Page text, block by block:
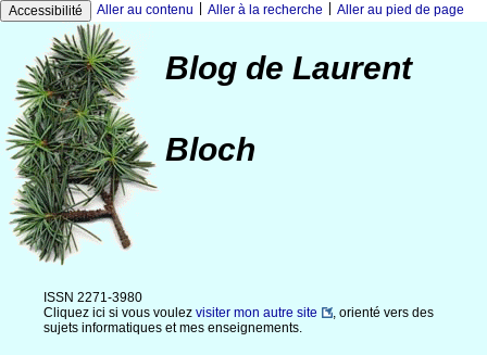
Accessibilité Aller au contenu Aller à la recherche Aller au pied de page
Blog de Laurent
Bloch
ISSN 2271-3980
Cliquez ici si vous voulez visiter mon autre site
, orienté vers des
sujets informatiques et mes enseignements.